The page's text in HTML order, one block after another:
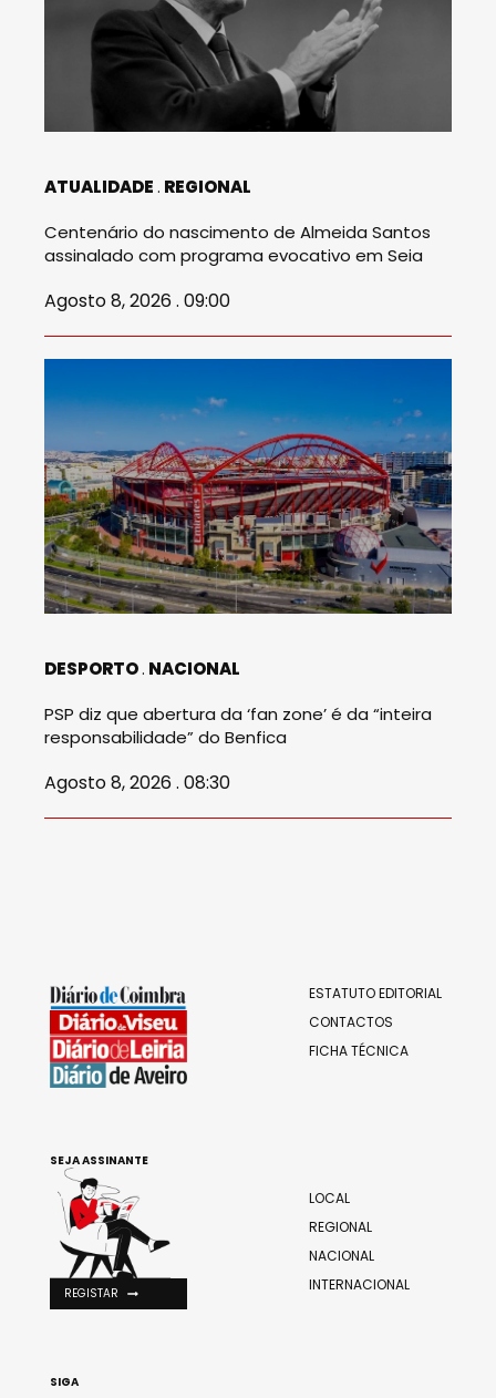
ATUALIDADE REGIONAL
Centenário do nascimento de Almeida Santos
assinalado com programa evocativo em Seia
Agosto 8, 2026 . 09:00
DESPORTO NACIONAL
PSP diz que abertura da ‘fan zone’ é da “inteira
responsabilidade” do Benfica
Agosto 8, 2026 . 08:30
ESTATUTO EDITORIAL
CONTACTOS
FICHA TÉCNICA
LOCAL
REGIONAL
NACIONAL
INTERNACIONAL
SEJA ASSINANTE
REGISTAR
SIGA